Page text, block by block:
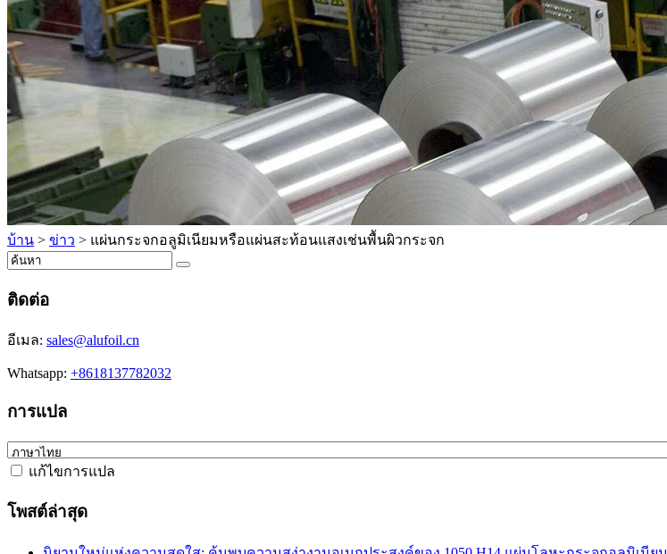
บ้าน > ข่าว > แผ่นกระจกอลูมิเนียมหรือแผ่นสะท้อนแสงเช่นพื้นผิวกระจก
ติดต่อ
อีเมล: sales@alufoil.cn
Whatsapp: +8618137782032
การแปล
แก้ไขการแปล
โพสต์ล่าสุด